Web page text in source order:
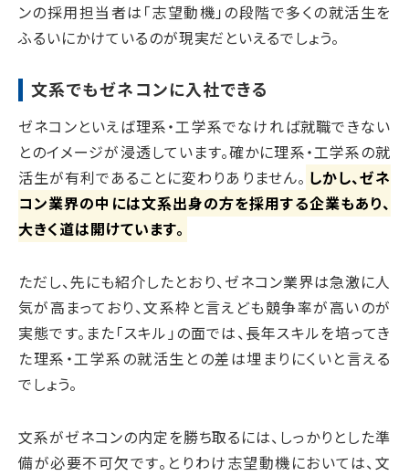
ンの採用担当者は「志望動機」の段階で多くの就活生を
ふるいにかけているのが現実だといえるでしょう。
文系でもゼネコンに入社できる
ゼネコンといえば理系・工学系でなければ就職できない
とのイメージが浸透しています。確かに理系・工学系の就
活生が有利であることに変わりありません。 しかし、ゼネ
コン業界の中には文系出身の方を採用する企業もあり、
大きく道は開けています。
ただし、先にも紹介したとおり、ゼネコン業界は急激に人
気が高まっており、文系枠と言えども競争率が高いのが
実態です。また「スキル」の面では、長年スキルを培ってき
た理系・工学系の就活生との差は埋まりにくいと言える
でしょう。
文系がゼネコンの内定を勝ち取るには、しっかりとした準
備が必要不可欠です。とりわけ志望動機においては、文